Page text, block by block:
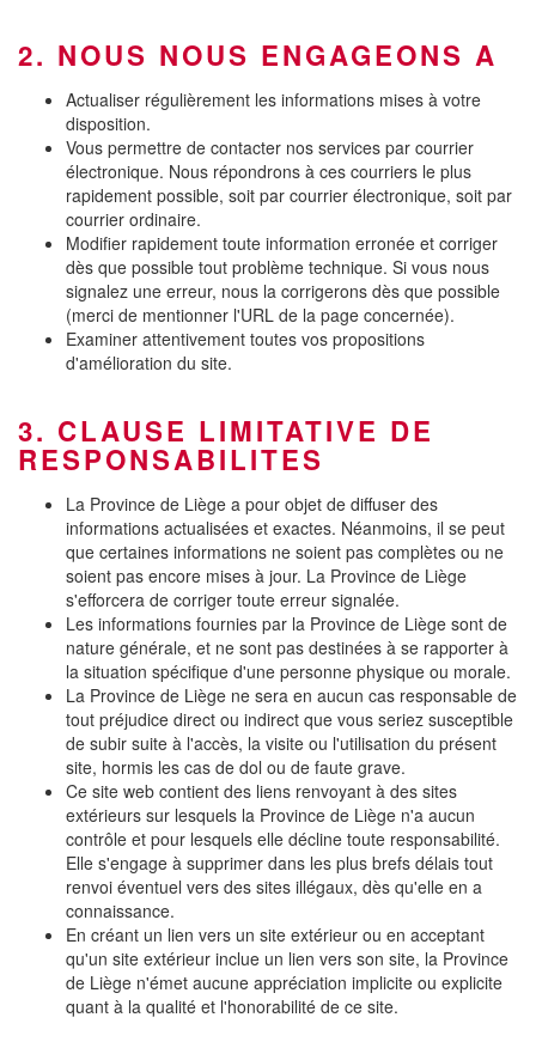
2. NOUS NOUS ENGAGEONS A
Actualiser régulièrement les informations mises à votre
disposition.
Vous permettre de contacter nos services par courrier
électronique. Nous répondrons à ces courriers le plus
rapidement possible, soit par courrier électronique, soit par
courrier ordinaire.
Modifier rapidement toute information erronée et corriger
dès que possible tout problème technique. Si vous nous
signalez une erreur, nous la corrigerons dès que possible
(merci de mentionner l'URL de la page concernée).
Examiner attentivement toutes vos propositions
d'amélioration du site.
3. CLAUSE LIMITATIVE DE
RESPONSABILITES
La Province de Liège a pour objet de diffuser des
informations actualisées et exactes. Néanmoins, il se peut
que certaines informations ne soient pas complètes ou ne
soient pas encore mises à jour. La Province de Liège
s'efforcera de corriger toute erreur signalée.
Les informations fournies par la Province de Liège sont de
nature générale, et ne sont pas destinées à se rapporter à
la situation spécifique d'une personne physique ou morale.
La Province de Liège ne sera en aucun cas responsable de
tout préjudice direct ou indirect que vous seriez susceptible
de subir suite à l'accès, la visite ou l'utilisation du présent
site, hormis les cas de dol ou de faute grave.
Ce site web contient des liens renvoyant à des sites
extérieurs sur lesquels la Province de Liège n'a aucun
contrôle et pour lesquels elle décline toute responsabilité.
Elle s'engage à supprimer dans les plus brefs délais tout
renvoi éventuel vers des sites illégaux, dès qu'elle en a
connaissance.
En créant un lien vers un site extérieur ou en acceptant
qu'un site extérieur inclue un lien vers son site, la Province
de Liège n'émet aucune appréciation implicite ou explicite
quant à la qualité et l'honorabilité de ce site.